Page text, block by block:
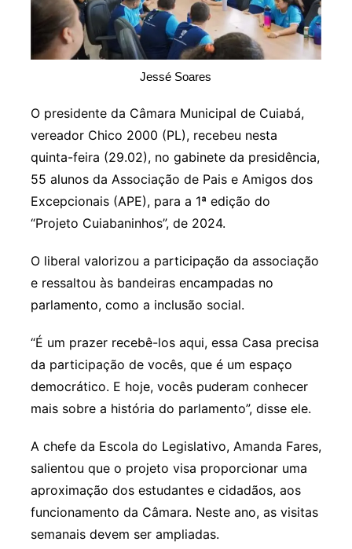
Jessé Soares
O presidente da Câmara Municipal de Cuiabá,
vereador Chico 2000 (PL), recebeu nesta
quinta-feira (29.02), no gabinete da presidência,
55 alunos da Associação de Pais e Amigos dos
Excepcionais (APE), para a 1ª edição do
“Projeto Cuiabaninhos”, de 2024.
O liberal valorizou a participação da associação
e ressaltou às bandeiras encampadas no
parlamento, como a inclusão social.
“É um prazer recebê-los aqui, essa Casa precisa
da participação de vocês, que é um espaço
democrático. E hoje, vocês puderam conhecer
mais sobre a história do parlamento”, disse ele.
A chefe da Escola do Legislativo, Amanda Fares,
salientou que o projeto visa proporcionar uma
aproximação dos estudantes e cidadãos, aos
funcionamento da Câmara. Neste ano, as visitas
semanais devem ser ampliadas.